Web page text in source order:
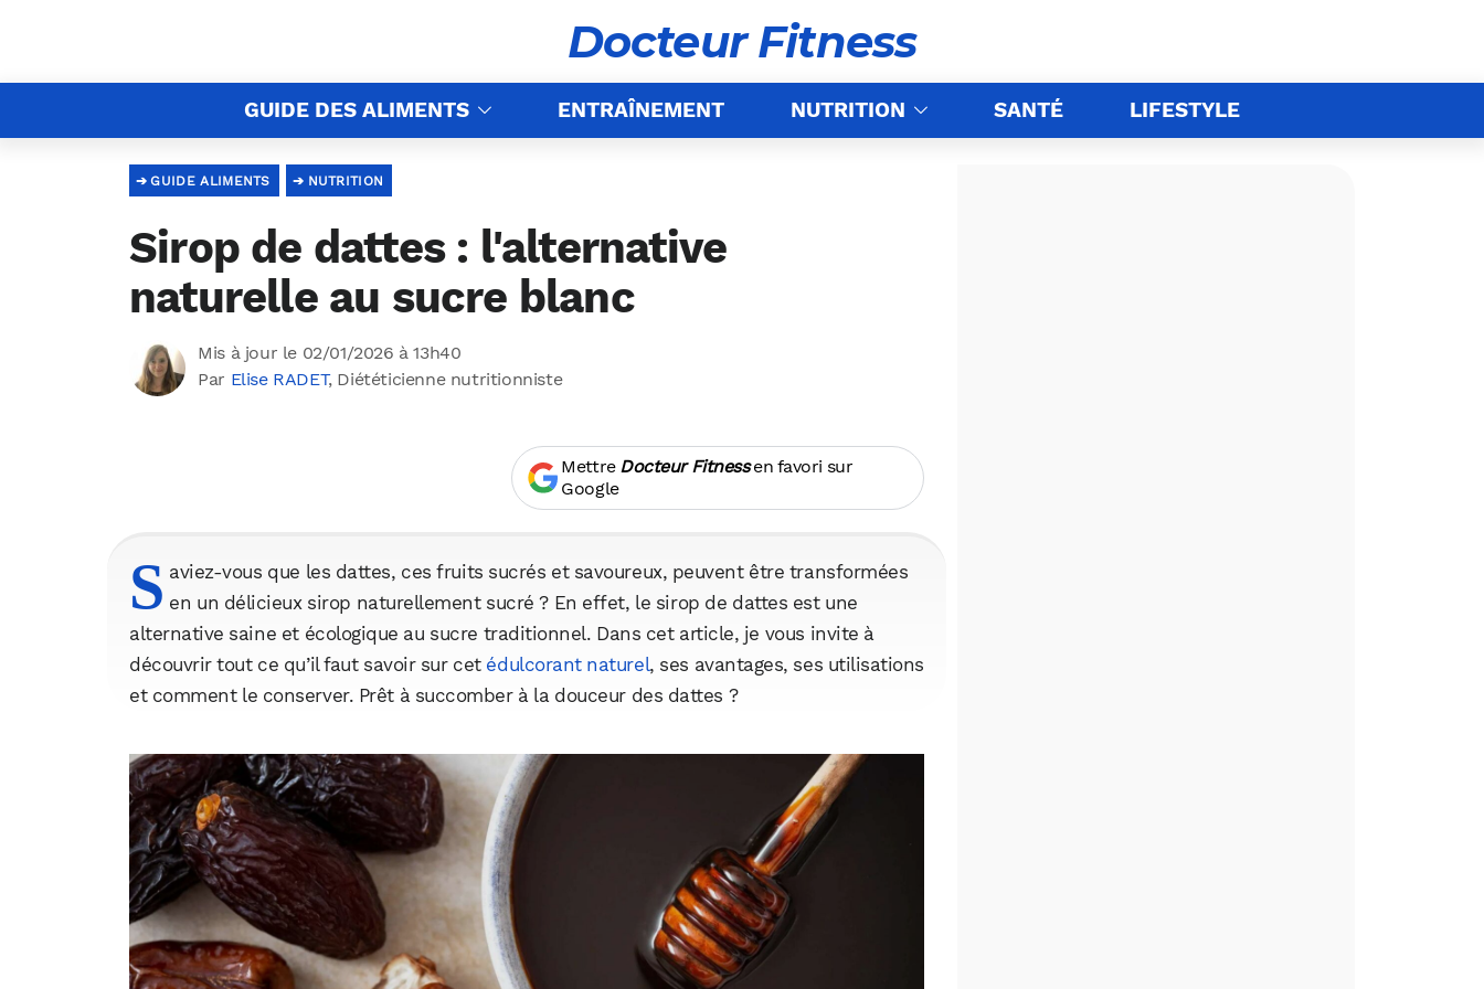
Docteur Fitness
GUIDE DES ALIMENTS ENTRAÎNEMENT NUTRITION SANTÉ LIFESTYLE
NUTRITION
GUIDE ALIMENTS
Sirop de dattes : l'alternative
naturelle au sucre blanc
Mis à jour le 02/01/2026 à 13h40
Par Elise RADET, Diététicienne nutritionniste
Mettre Docteur Fitnessen favori sur
Google
S aviez-vous que les dattes, ces fruits sucrés et savoureux, peuvent être transformées
en un délicieux sirop naturellement sucré ? En effet, le sirop de dattes est une
alternative saine et écologique au sucre traditionnel. Dans cet article, je vous invite à
découvrir tout ce qu’il faut savoir sur cet édulcorant naturel, ses avantages, ses utilisations
et comment le conserver. Prêt à succomber à la douceur des dattes ?